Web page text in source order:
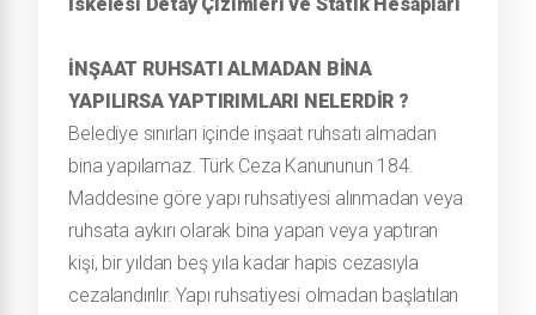
İNŞAAT RUHSATI ALMADAN BİNA
YAPILIRSA YAPTIRIMLARI NELERDİR ?
Belediye sınırları içinde inşaat ruhsatı almadan
bina yapılamaz. Türk Ceza Kanununun 184.
Maddesine göre yapı ruhsatiyesi alınmadan veya
ruhsata aykırı olarak bina yapan veya yaptıran
kişi, bir yıldan beş yıla kadar hapis cezasıyla
cezalandırılır. Yapı ruhsatiyesi olmadan başlatılan